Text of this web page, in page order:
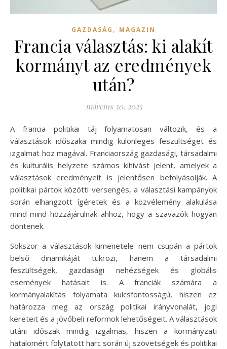
GAZDASÁG , MAGAZIN
Francia választás: ki alakít
kormányt az eredmények
után?
március 30, 2025
A francia politikai táj folyamatosan változik, és a
választások időszaka mindig különleges feszültséget és
izgalmat hoz magával. Franciaország gazdasági, társadalmi
és kulturális helyzete számos kihívást jelent, amelyek a
választások eredményeit is jelentősen befolyásolják. A
politikai pártok közötti versengés, a választási kampányok
során elhangzott ígéretek és a közvélemény alakulása
mind-mind hozzájárulnak ahhoz, hogy a szavazók hogyan
döntenek.
Sokszor a választások kimenetele nem csupán a pártok
belső dinamikáját tükrözi, hanem a társadalmi
feszültségek, gazdasági nehézségek és globális
események hatásait is. A franciák számára a
kormányalakítás folyamata kulcsfontosságú, hiszen ez
határozza meg az ország politikai irányvonalát, jogi
kereteit és a jövőbeli reformok lehetőségeit. A választások
utáni időszak mindig izgalmas, hiszen a kormányzati
hatalomért folytatott harc során új szövetségek és politikai